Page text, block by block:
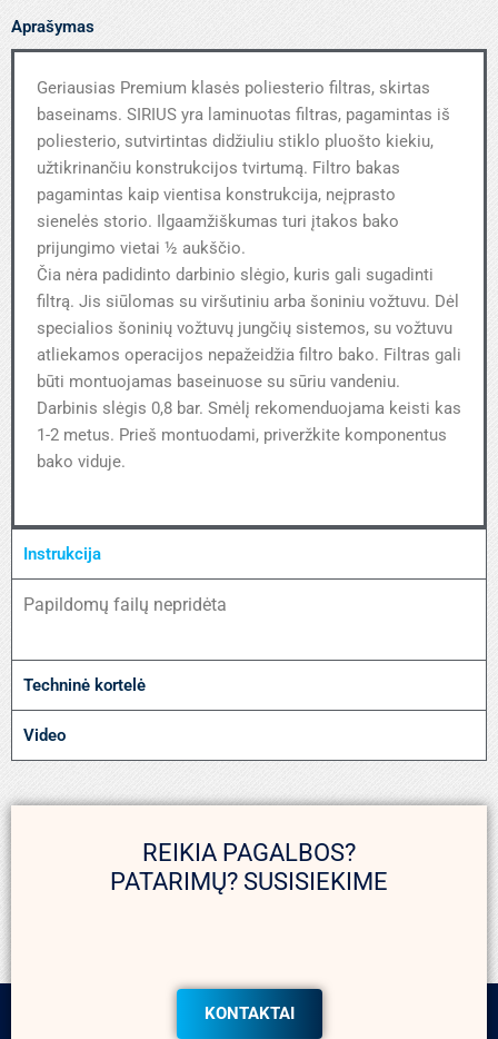
Aprašymas
Geriausias Premium klasės poliesterio filtras, skirtas
baseinams. SIRIUS yra laminuotas filtras, pagamintas iš
poliesterio, sutvirtintas didžiuliu stiklo pluošto kiekiu,
užtikrinančiu konstrukcijos tvirtumą. Filtro bakas
pagamintas kaip vientisa konstrukcija, neįprasto
sienelės storio. Ilgaamžiškumas turi įtakos bako
prijungimo vietai ½ aukščio.
Čia nėra padidinto darbinio slėgio, kuris gali sugadinti
filtrą. Jis siūlomas su viršutiniu arba šoniniu vožtuvu. Dėl
specialios šoninių vožtuvų jungčių sistemos, su vožtuvu
atliekamos operacijos nepažeidžia filtro bako. Filtras gali
būti montuojamas baseinuose su sūriu vandeniu.
Darbinis slėgis 0,8 bar. Smėlį rekomenduojama keisti kas
1-2 metus. Prieš montuodami, priveržkite komponentus
bako viduje.
Instrukcija
Papildomų failų nepridėta
Techninė kortelė
Video
REIKIA PAGALBOS?
PATARIMŲ? SUSISIEKIME
KONTAKTAI